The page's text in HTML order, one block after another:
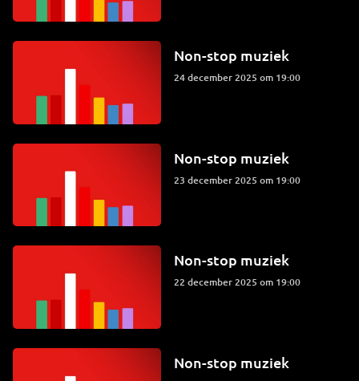
Non-stop muziek
24 december 2025 om 19:00
Non-stop muziek
23 december 2025 om 19:00
Non-stop muziek
22 december 2025 om 19:00
Non-stop muziek